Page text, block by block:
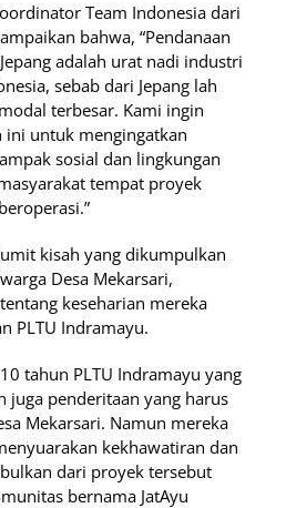
Team Indonesia dari
bahwa, “Pendanaan
adalah urat nadi industri
sebab dari Jepang lah
terbesar. Kami ingin
untuk mengingatkan
sosial dan lingkungan
tempat proyek
kisah yang dikumpulkan
Desa Mekarsari,
keseharian mereka
PLTU Indramayu.
tahun PLTU Indramayu yang
juga penderitaan yang harus
Mekarsari. Namun mereka
kekhawatiran dan
dari proyek tersebut
bernama JatAyu